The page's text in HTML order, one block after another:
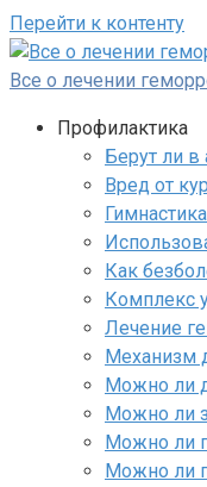
Перейти к контенту
Все о лечении
Профилактика
Берут ли
Вред от
Как
Комплекс
Лечение
Механизм
Можно ли
Можно ли
Можно ли
Можно ли